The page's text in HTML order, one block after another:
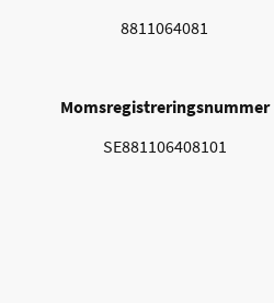
8811064081
Momsregistreringsnummer
SE881106408101